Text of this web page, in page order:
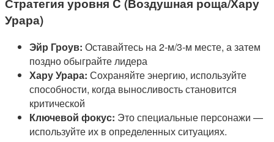
Стратегия уровня C (Воздушная роща/Хару
Урара)
Эйр Гроув: Оставайтесь на 2-м/3-м месте, а затем
поздно обыграйте лидера
Хару Урара: Сохраняйте энергию, используйте
способности, когда выносливость становится
критической
Ключевой фокус: Это специальные персонажи —
используйте их в определенных ситуациях.